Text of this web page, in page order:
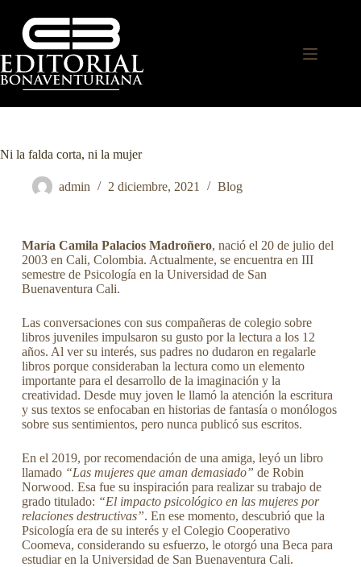
Ni la falda corta, ni la mujer
admin 2 diciembre, 2021 Blog
María Camila Palacios Madroñero, nació el 20 de julio del
2003 en Cali, Colombia. Actualmente, se encuentra en III
semestre de Psicología en la Universidad de San
Buenaventura Cali.
Las conversaciones con sus compañeras de colegio sobre
libros juveniles impulsaron su gusto por la lectura a los 12
años. Al ver su interés, sus padres no dudaron en regalarle
libros porque consideraban la lectura como un elemento
importante para el desarrollo de la imaginación y la
creatividad. Desde muy joven le llamó la atención la escritura
y sus textos se enfocaban en historias de fantasía o monólogos
sobre sus sentimientos, pero nunca publicó sus escritos.
En el 2019, por recomendación de una amiga, leyó un libro
llamado “Las mujeres que aman demasiado” de Robin
Norwood. Esa fue su inspiración para realizar su trabajo de
grado titulado: “El impacto psicológico en las mujeres por
relaciones destructivas”. En ese momento, descubrió que la
Psicología era de su interés y el Colegio Cooperativo
Coomeva, considerando su esfuerzo, le otorgó una Beca para
estudiar en la Universidad de San Buenaventura Cali.